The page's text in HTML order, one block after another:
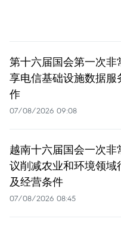
第十六届国会第一次非
享电信基础设施数据服
作
07/08/2026 09:08
越南十六届国会一次非
议削减农业和环境领域
及经营条件
07/08/2026 08:45